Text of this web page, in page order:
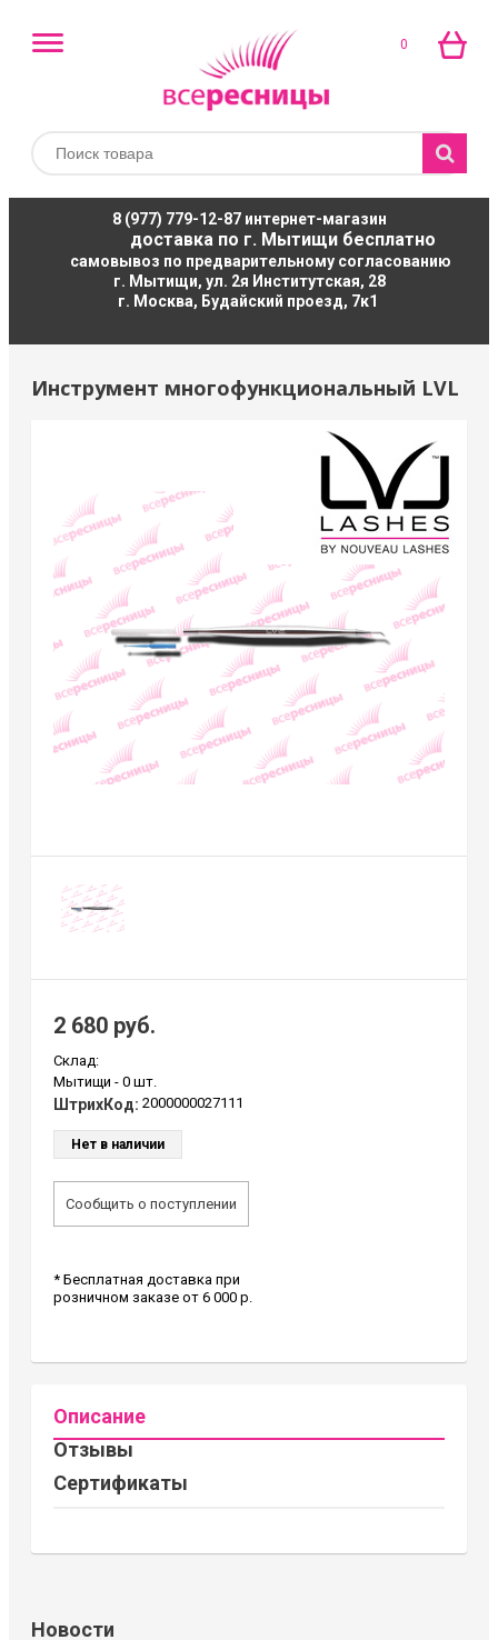
0
8 (977) 779-12-87интернет-магазин
доставка по г. Мытищи бесплатно
самовывоз по предварительному согласованию
г. Мытищи, ул. 2я Институтская, 28
г. Москва, Будайский проезд, 7к1
Инструмент многофункциональный LVL
2 680 руб.
Склад:
Мытищи - 0 шт.
ШтрихКод: 2000000027111
Нет в наличии
Сообщить о поступлении
* Бесплатная доставка при
розничном заказе от 6 000 р.
Описание
Отзывы
Сертификаты
Новости